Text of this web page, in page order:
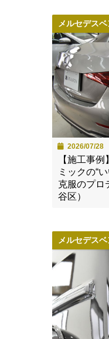
メルセデスベ
2026/07/28
【施工事
ミックの“
克服のプロ
谷区）
メルセデスベ